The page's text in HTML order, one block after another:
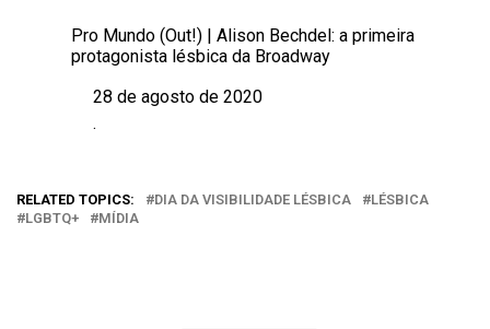
Pro Mundo (Out!) | Alison Bechdel: a primeira
protagonista lésbica da Broadway
Data
28 de agosto de 2020
Em relação a
.
RELATED TOPICS: DIA DA VISIBILIDADE LÉSBICA
LÉSBICA
LGBTQ+
MÍDIA